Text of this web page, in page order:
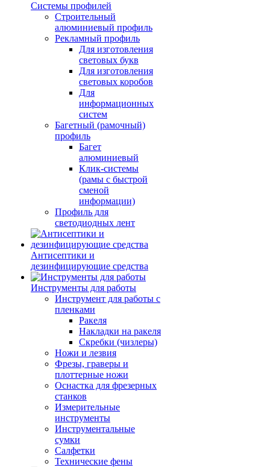
Системы профилей
Строительный
алюминиевый профиль
Рекламный профиль
Для изготовления
световых букв
Для изготовления
световых коробов
Для
информационных
систем
Багетный (рамочный)
профиль
Багет
алюминиевый
Клик-системы
(рамы с быстрой
сменой
информации)
Профиль для
светодиодных лент
Антисептики и
дезинфицирующие средства
Инструменты для работы
Инструмент для работы с
пленками
Ракеля
Накладки на ракеля
Скребки (чизлеры)
Ножи и лезвия
Фрезы, граверы и
плоттерные ножи
Оснастка для фрезерных
станков
Измерительные
инструменты
Инструментальные
сумки
Салфетки
Технические фены